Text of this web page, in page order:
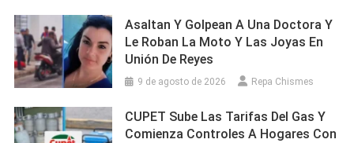
Asaltan Y Golpean A Una Doctora Y
Le Roban La Moto Y Las Joyas En
Unión De Reyes
9 de agosto de 2026 Repa Chismes
CUPET Sube Las Tarifas Del Gas Y
Comienza Controles A Hogares Con